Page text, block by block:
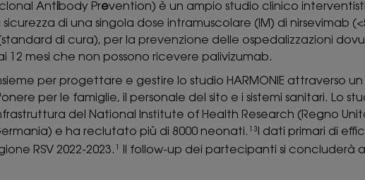
Antibody Prevention) è un ampio studio clinico
di una singola dose intramuscolare (IM) di nirsevimab
di cura), per la prevenzione delle ospedalizzazioni
12 mesi che non possono ricevere palivizumab.
per progettare e gestire lo studio HARMONIE attraverso un
per le famiglie, il personale del sito e i sistemi sanitari. Lo
del National Institute of Health Research (Regno
e ha reclutato più di 8000 neonati.
13
I dati primari di
RSV 2022-2023.
Il follow-up dei partecipanti si concluderà a